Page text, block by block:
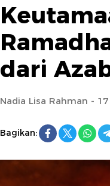
dari
Nadia Lisa Rahman -
Bagikan: